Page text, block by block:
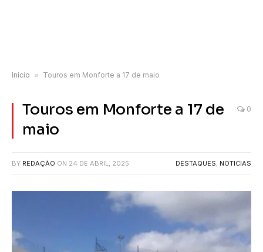
Início » Touros em Monforte a 17 de maio
Touros em Monforte a 17 de
maio
0
BY REDAÇÃO ON 24 DE ABRIL, 2025 DESTAQUES, NOTICIAS